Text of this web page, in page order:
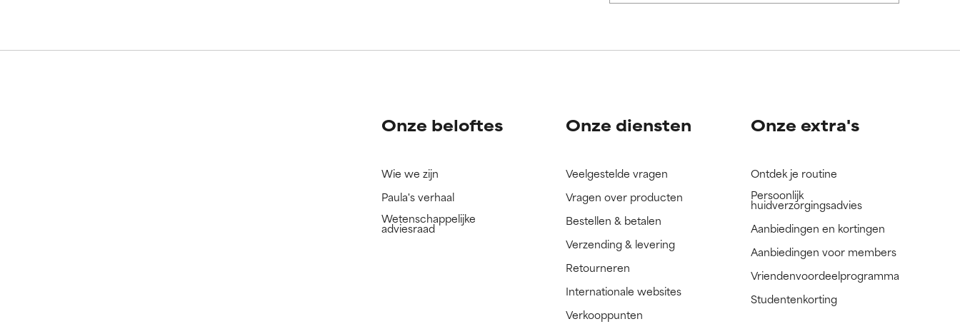
Onze beloftes
Wie we zijn
Paula's verhaal
Wetenschappelijke
adviesraad
Onze diensten
Veelgestelde vragen
Vragen over producten
Bestellen & betalen
Verzending & levering
Retourneren
Internationale websites
Verkooppunten
Onze extra's
Ontdek je routine
Persoonlijk
huidverzorgingsadvies
Aanbiedingen en kortingen
Aanbiedingen voor members
Vriendenvoordeelprogramma
Studentenkorting